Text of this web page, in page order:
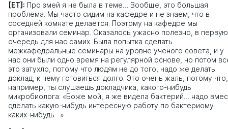
[ЕТ]: Про змей я не была в теме… Вообще, это большая
проблема. Мы часто сидим на кафедре и не знаем, что в
соседней комнате делается. Поэтому на кафедре мы
организовали семинар. Оказалось ужасно полезно, в первую
очередь для нас самих. Была попытка сделать
межкафедральные семинары на уровне ученого совета, и у
нас они были одно время на регулярной основе, но потом
это затухло, потому что людям не до того, надо же делать
доклад, к нему готовиться долго. Это очень жаль, потому что,
например, ты слушаешь докладчика, какого-нибудь
микробиолога: «Боже мой, я же видела бактерий… надо
сделать какую-нибудь интересную работу по бактериому
каких-нибудь…»